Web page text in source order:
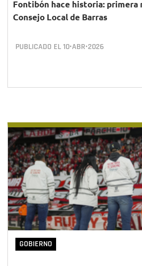
Fontibón hace historia: primera
Consejo Local de Barras
PUBLICADO EL10•ABR•2026
GOBIERNO